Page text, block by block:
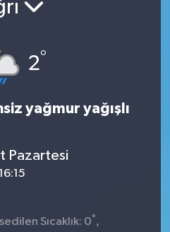
2°
yağmur yağışlı
Pazartesi
16:15
Sıcaklık: 0° ,